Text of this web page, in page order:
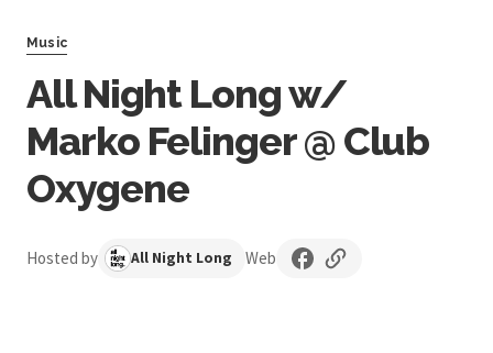
Music
All Night Long w/
Marko Felinger @ Club
Oxygene
Hosted by All Night Long Web